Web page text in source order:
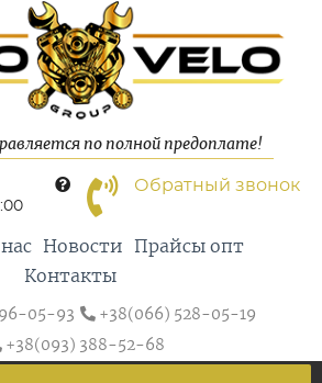
по полной предоплате!
Обратный звонок
Новости
Прайсы опт
Контакты
05-93
+38(066) 528-05-19
+38(093) 388-52-68